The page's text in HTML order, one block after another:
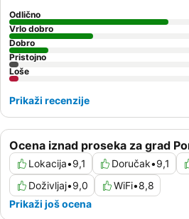
Ocena iznad proseka za grad
Lokacija•9,1 Doručak•9,1
Doživljaj•9,0 WiFi•8,8
Prikaži još ocena
Odlično
Vrlo dobro
Dobro
Pristojno
Loše
Prikaži recenzije